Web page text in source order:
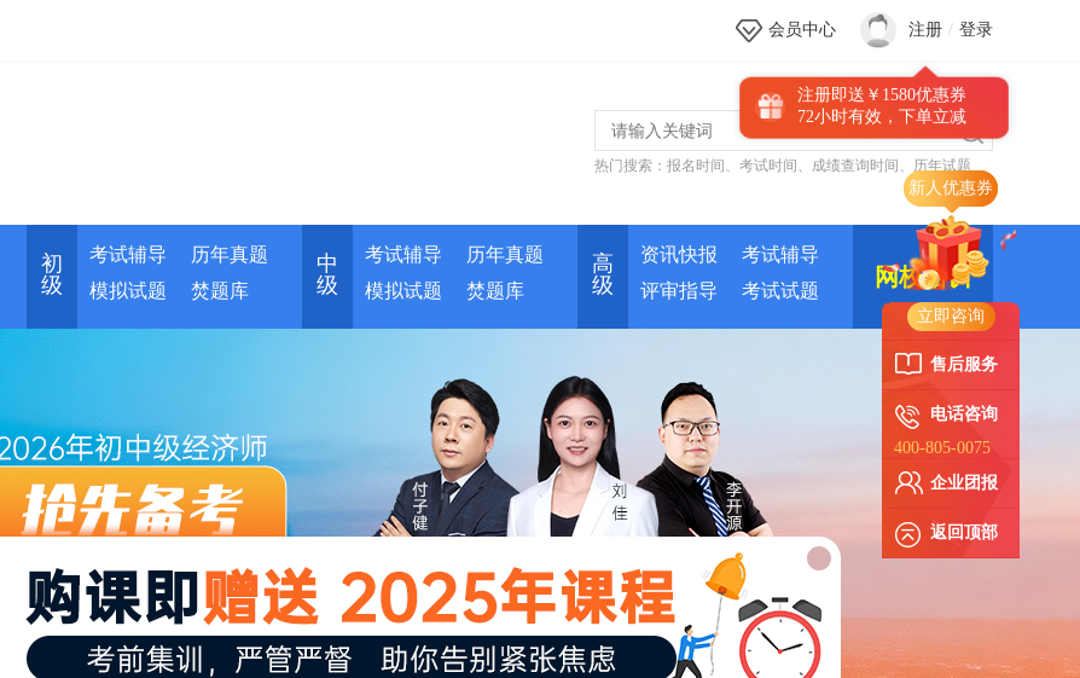
新人优惠券
立即咨询
售后服务
电话咨询
400-805-0075
企业团报
返回顶部
会员中心 注册 / 登录
注册即送￥1580优惠券
72小时有效，下单立减
热门搜索： 报名时间 、 考试时间 、 成绩查询时间 、 历年试题
初
级
考试辅导
历年真题
模拟试题
焚题库
中
级
考试辅导
历年真题
模拟试题
焚题库
高
级
资讯快报
考试辅导
评审指导
考试试题
网校培训